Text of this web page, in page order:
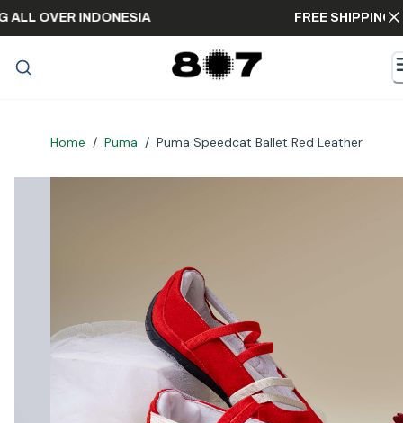
ALL OVER INDONESIA FREE
Home / Puma / Puma Speedcat Ballet Red Leather